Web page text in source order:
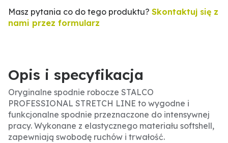
Masz pytania co do tego produktu? Skontaktuj się z
nami przez formularz
Opis i specyfikacja
Oryginalne spodnie robocze STALCO
PROFESSIONAL STRETCH LINE to wygodne i
funkcjonalne spodnie przeznaczone do intensywnej
pracy. Wykonane z elastycznego materiału softshell,
zapewniają swobodę ruchów i trwałość.